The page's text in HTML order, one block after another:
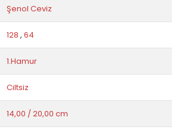
Şenol Ceviz
128 ,64
1.Hamur
Ciltsiz
14,00 / 20,00 cm